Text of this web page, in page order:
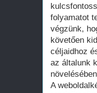
folyamatot
végzünk,
követően
céljaidhoz
az általunk
A